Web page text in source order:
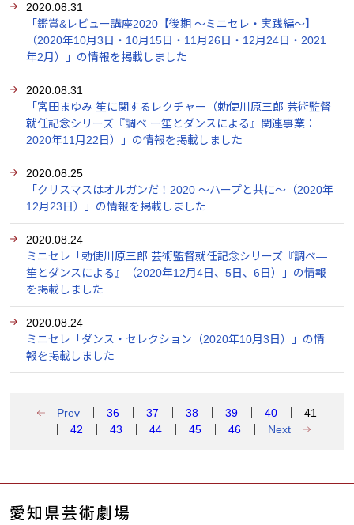
2020.08.31
「鑑賞&レビュー講座2020【後期 ～ミニセレ・実践編～】
（2020年10月3日・10月15日・11月26日・12月24日・2021
年2月）」の情報を掲載しました
2020.08.31
「宮田まゆみ 笙に関するレクチャー（勅使川原三郎 芸術監督
就任記念シリーズ『調べ ー笙とダンスによる』関連事業：
2020年11月22日）」の情報を掲載しました
2020.08.25
「クリスマスはオルガンだ！2020 ～ハープと共に～（2020年
12月23日）」の情報を掲載しました
2020.08.24
ミニセレ「勅使川原三郎 芸術監督就任記念シリーズ『調べ―
笙とダンスによる』（2020年12月4日、5日、6日）」の情報
を掲載しました
2020.08.24
ミニセレ「ダンス・セレクション（2020年10月3日）」の情
報を掲載しました
Prev 36 37 38 39 40
41
42
43 44 45 46 Next